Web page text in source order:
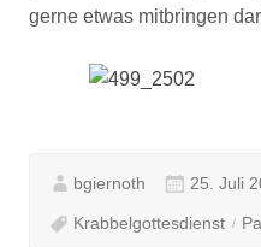
gerne etwas mitbringen
bgiernoth 25. Juli
Krabbelgottesdienst